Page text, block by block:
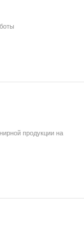
продукции на